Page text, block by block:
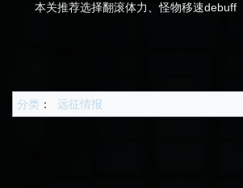
本关推荐选择翻滚体力、怪物移速debuff
分类 ： 远征情报